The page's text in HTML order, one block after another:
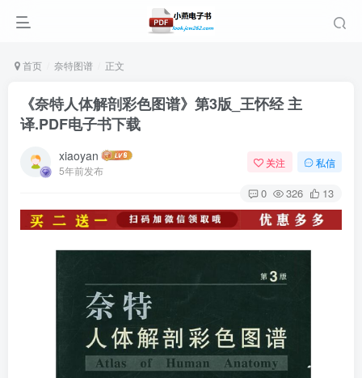
首页 奈特图谱 正文
《奈特人体解剖彩色图谱》第3版_王怀经 主
译.PDF电子书下载
xiaoyan
5年前发布
关注 私信
0 326 13